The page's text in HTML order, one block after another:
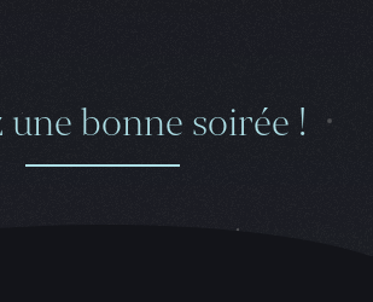
une bonne soirée !